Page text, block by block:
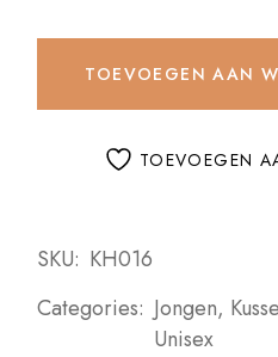
TOEVOEGEN AAN
TOEVOEGEN
SKU: KH016
Categories: Jongen,
Unisex